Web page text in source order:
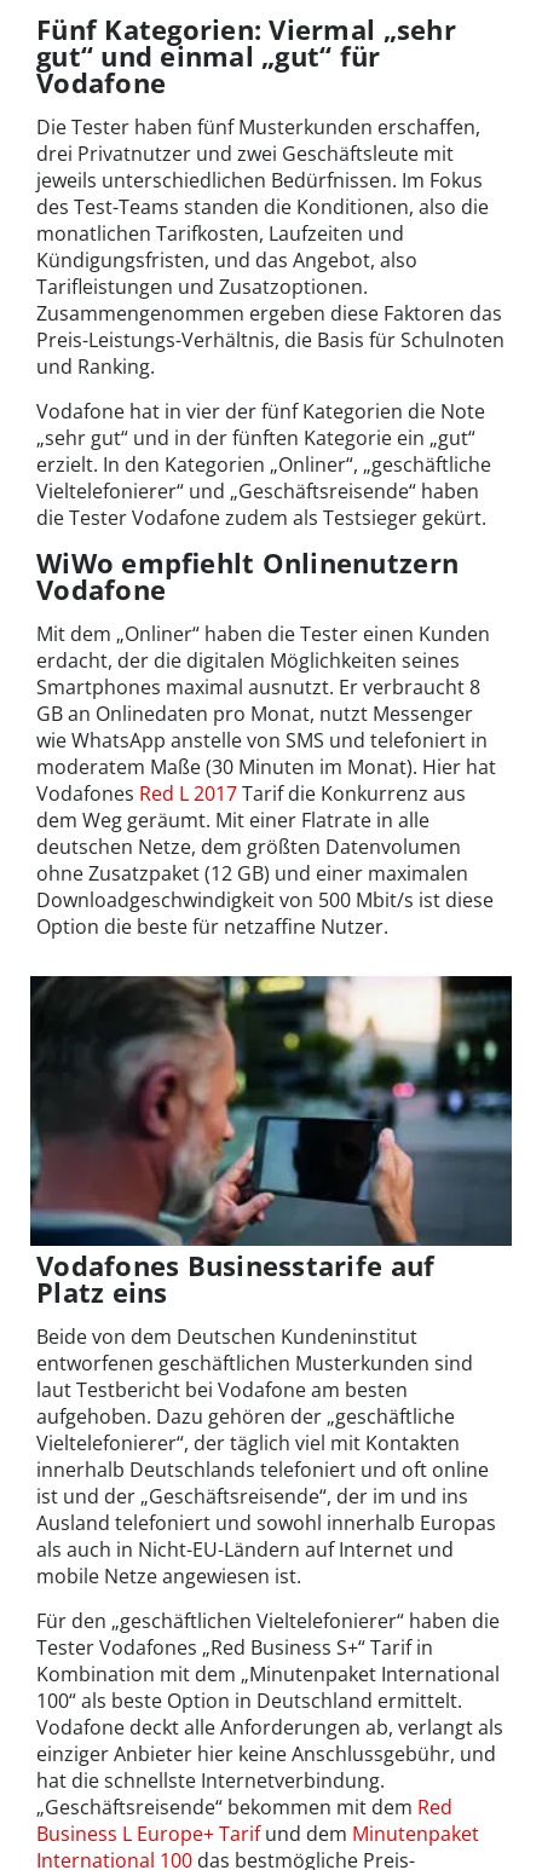
Fünf Kategorien: Viermal „sehr
gut“ und einmal „gut“ für
Vodafone
Die Tester haben fünf Musterkunden erschaffen,
drei Privatnutzer und zwei Geschäftsleute mit
jeweils unterschiedlichen Bedürfnissen. Im Fokus
des Test-Teams standen die Konditionen, also die
monatlichen Tarifkosten, Laufzeiten und
Kündigungsfristen, und das Angebot, also
Tarifleistungen und Zusatzoptionen.
Zusammengenommen ergeben diese Faktoren das
Preis-Leistungs-Verhältnis, die Basis für Schulnoten
und Ranking.
Vodafone hat in vier der fünf Kategorien die Note
„sehr gut“ und in der fünften Kategorie ein „gut“
erzielt. In den Kategorien „Onliner“, „geschäftliche
Vieltelefonierer“ und „Geschäftsreisende“ haben
die Tester Vodafone zudem als Testsieger gekürt.
WiWo empfiehlt Onlinenutzern
Vodafone
Mit dem „Onliner“ haben die Tester einen Kunden
erdacht, der die digitalen Möglichkeiten seines
Smartphones maximal ausnutzt. Er verbraucht 8
GB an Onlinedaten pro Monat, nutzt Messenger
wie WhatsApp anstelle von SMS und telefoniert in
moderatem Maße (30 Minuten im Monat). Hier hat
Vodafones Red L 2017Tarif die Konkurrenz aus
dem Weg geräumt. Mit einer Flatrate in alle
deutschen Netze, dem größten Datenvolumen
ohne Zusatzpaket (12 GB) und einer maximalen
Downloadgeschwindigkeit von 500 Mbit/s ist diese
Option die beste für netzaffine Nutzer.
Vodafones Businesstarife auf
Platz eins
Beide von dem Deutschen Kundeninstitut
entworfenen geschäftlichen Musterkunden sind
laut Testbericht bei Vodafone am besten
aufgehoben. Dazu gehören der „geschäftliche
Vieltelefonierer“, der täglich viel mit Kontakten
innerhalb Deutschlands telefoniert und oft online
ist und der „Geschäftsreisende“, der im und ins
Ausland telefoniert und sowohl innerhalb Europas
als auch in Nicht-EU-Ländern auf Internet und
mobile Netze angewiesen ist.
Für den „geschäftlichen Vieltelefonierer“ haben die
Tester Vodafones „Red Business S+“ Tarif in
Kombination mit dem „Minutenpaket International
100“ als beste Option in Deutschland ermittelt.
Vodafone deckt alle Anforderungen ab, verlangt als
einziger Anbieter hier keine Anschlussgebühr, und
hat die schnellste Internetverbindung.
„Geschäftsreisende“ bekommen mit dem Red
Business L Europe+ Tarifund dem Minutenpaket
International 100 das bestmögliche Preis-